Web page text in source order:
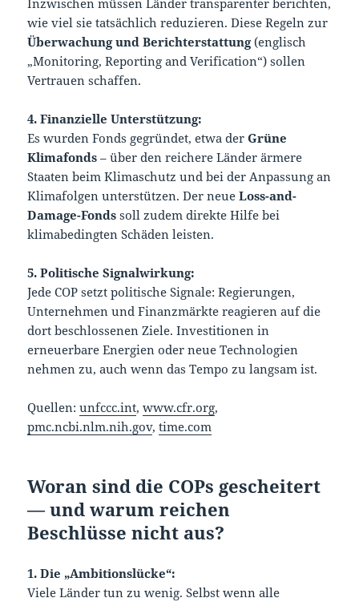
wie viel sie tatsächlich reduzieren. Diese Regeln zur
Überwachung und Berichterstattung(englisch
„Monitoring, Reporting and Verification“) sollen
Vertrauen schaffen.
4. Finanzielle Unterstützung:
Es wurden Fonds gegründet, etwa derGrüne
Klimafonds – über den reichere Länder ärmere
Staaten beim Klimaschutz und bei der Anpassung an
Klimafolgen unterstützen. Der neueLoss-and-
Damage-Fonds soll zudem direkte Hilfe bei
klimabedingten Schäden leisten.
5. Politische Signalwirkung:
Jede COP setzt politische Signale: Regierungen,
Unternehmen und Finanzmärkte reagieren auf die
dort beschlossenen Ziele. Investitionen in
erneuerbare Energien oder neue Technologien
nehmen zu, auch wenn das Tempo zu langsam ist.
Quellen:unfccc.int,www.cfr.org,
pmc.ncbi.nlm.nih.gov,time.com
Woran sind die COPs gescheitert
— und warum reichen
Beschlüsse nicht aus?
1. Die „Ambitionslücke“:
Viele Länder tun zu wenig. Selbst wenn alle